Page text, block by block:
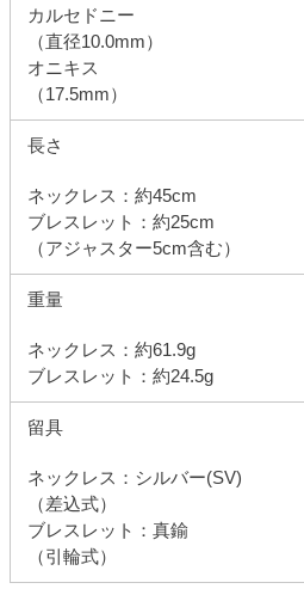
カルセドニー
（直径10.0mm）
オニキス
（17.5mm）
長さ
ネックレス：約45cm
ブレスレット：約25cm
（アジャスター5cm含む）
重量
ネックレス：約61.9g
ブレスレット：約24.5g
留具
ネックレス：シルバー(SV)
（差込式）
ブレスレット：真鍮
（引輪式）